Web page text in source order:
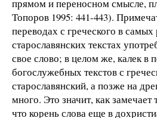
прямом и переносном смысле,
Топоров 1995: 441-443).
переводах с греческого в
старославянских текстах
свое слово; в целом же, калек в
богослужебных текстов с
старославянский, а позже на
много. Это значит, как
что корень слова еще в